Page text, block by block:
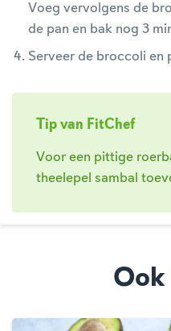
Voeg vervolgens de
de pan en bak nog 3
Serveer de broccoli en
Tip van FitChef
Voor een pittige
theelepel sambal
Ook